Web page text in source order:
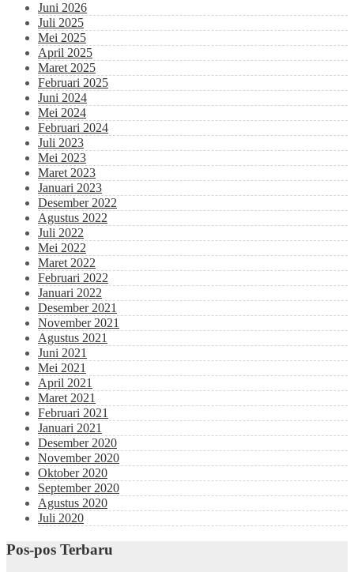
Juni 2026
Juli 2025
Mei 2025
April 2025
Maret 2025
Februari 2025
Juni 2024
Mei 2024
Februari 2024
Juli 2023
Mei 2023
Maret 2023
Januari 2023
Desember 2022
Agustus 2022
Juli 2022
Mei 2022
Maret 2022
Februari 2022
Januari 2022
Desember 2021
November 2021
Agustus 2021
Juni 2021
Mei 2021
April 2021
Maret 2021
Februari 2021
Januari 2021
Desember 2020
November 2020
Oktober 2020
September 2020
Agustus 2020
Juli 2020
Pos-pos Terbaru